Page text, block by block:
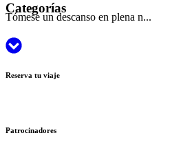
Tómese un descanso en plena n...
Categorías
Reserva tu viaje
Patrocinadores